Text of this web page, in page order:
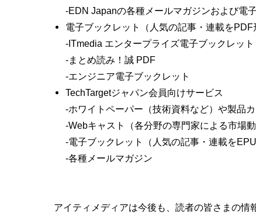
‐EDN Japanの各種メールマガジンおよび電
電子ブックレット（人気の記事・連載をPDF
‐ITmedia エンタープライズ電子ブックレット
‐まとめ読み！誠 PDF
‐エンジニア電子ブックレット
TechTargetジャパン会員向けサービス
‐ホワイトペーパー（技術資料など）や製品
‐Webキャスト（各分野の専門家による市場
‐電子ブックレット（人気の記事・連載を
‐各種メールマガジン
アイティメディアは今後も、読者の皆さまの